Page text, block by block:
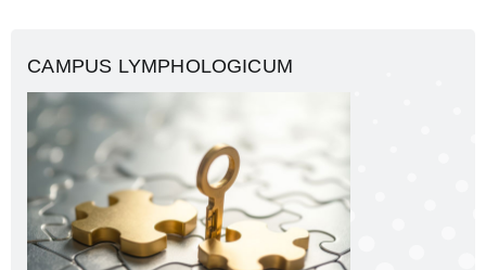
CAMPUS LYMPHOLOGICUM